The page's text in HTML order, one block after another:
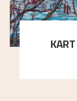
Utforsk